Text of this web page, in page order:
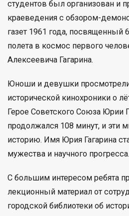
студентов был организован и
краеведения с обзором-
газет 1961 года, посвященный
полета в космос первого
Алексеевича Гагарина.
Юноши и девушки
исторической кинохроники о
Герое Советского Союза Юрии
продолжался 108 минут, и эти
историю. Имя Юрия Гагарина
мужества и научного прогресса.
С большим интересом ребята
лекционный материал от
городской библиотеки об